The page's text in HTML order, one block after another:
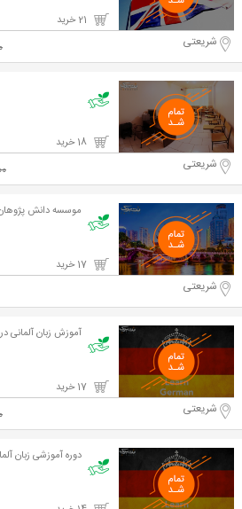
شریعتی
شریعتی
موسسه دانش
شریعتی
آموزش زبان آلمانی
شریعتی
دوره آموزشی زبان